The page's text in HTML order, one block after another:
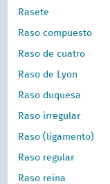
Rasete
Raso compuesto
Raso de cuatro
Raso de Lyon
Raso duquesa
Raso irregular
Raso (ligamento)
Raso regular
Raso reina